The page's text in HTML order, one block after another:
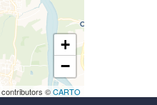
+
−
contributors ©CARTO